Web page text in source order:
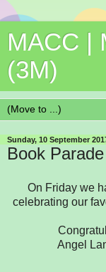
MACC |
(3M)
Sunday, 10 September
Book Parade
On Friday we
celebrating our
Angel